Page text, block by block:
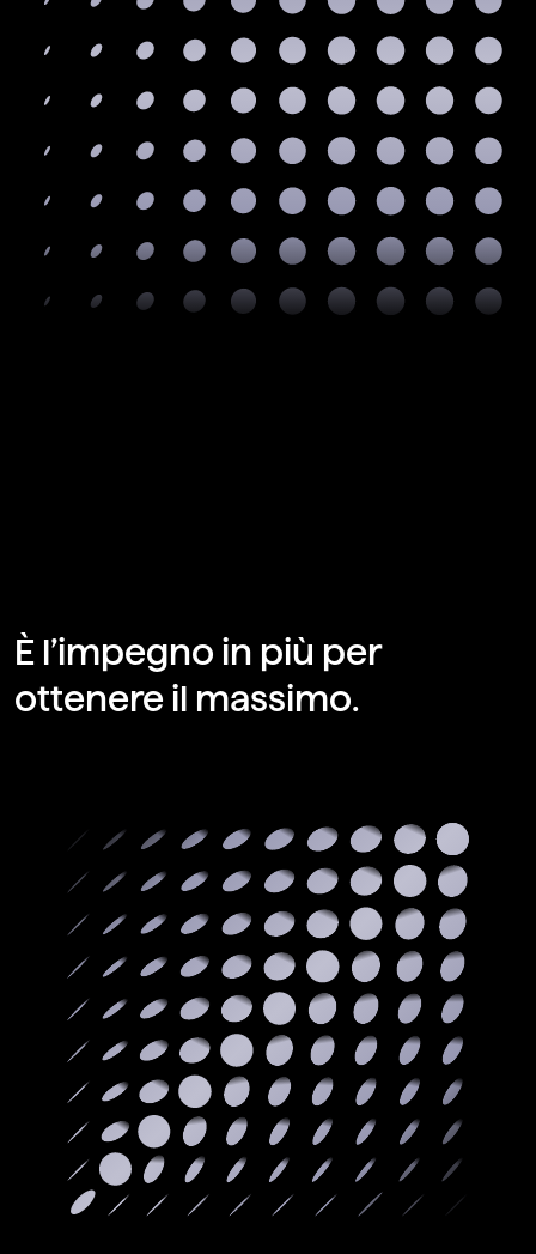
È l’impegno in più per
ottenere il massimo.